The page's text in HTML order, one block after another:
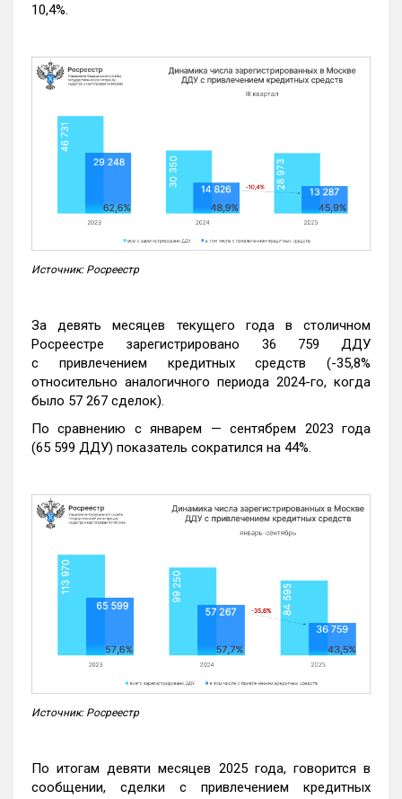
10,4%.
Источник: Росреестр
За девять месяцев текущего года в столичном
Росреестре зарегистрировано 36 759 ДДУ
с привлечением кредитных средств (-35,8%
относительно аналогичного периода 2024-го, когда
было 57 267 сделок).
По сравнению с январем — сентябрем 2023 года
(65 599 ДДУ) показатель сократился на 44%.
Источник: Росреестр
По итогам девяти месяцев 2025 года, говорится в
сообщении, сделки с привлечением кредитных